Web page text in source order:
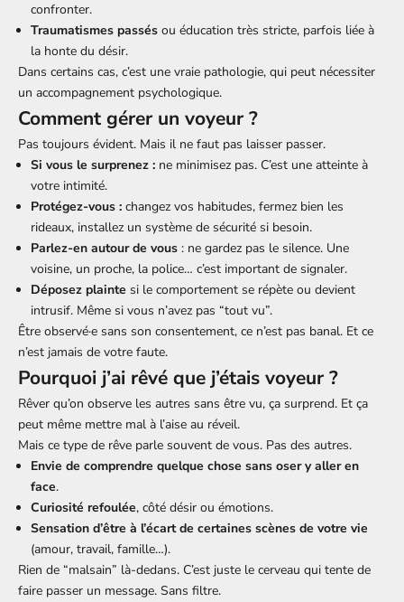
confronter.
Traumatismes passés ou éducation très stricte, parfois liée à
la honte du désir.
Dans certains cas, c’est une vraie pathologie, qui peut nécessiter
un accompagnement psychologique.
Comment gérer un voyeur ?
Pas toujours évident. Mais il ne faut pas laisser passer.
Si vous le surprenez : ne minimisez pas. C’est une atteinte à
votre intimité.
Protégez-vous : changez vos habitudes, fermez bien les
rideaux, installez un système de sécurité si besoin.
Parlez-en autour de vous : ne gardez pas le silence. Une
voisine, un proche, la police… c’est important de signaler.
Déposez plainte si le comportement se répète ou devient
intrusif. Même si vous n’avez pas “tout vu”.
Être observé·e sans son consentement, ce n’est pas banal. Et ce
n’est jamais de votre faute.
Pourquoi j’ai rêvé que j’étais voyeur ?
Rêver qu’on observe les autres sans être vu, ça surprend. Et ça
peut même mettre mal à l’aise au réveil.
Mais ce type de rêve parle souvent de vous. Pas des autres.
Envie de comprendre quelque chose sans oser y aller en
face.
Curiosité refoulée, côté désir ou émotions.
Sensation d’être à l’écart de certaines scènes de votre vie
(amour, travail, famille…).
Rien de “malsain” là-dedans. C’est juste le cerveau qui tente de
faire passer un message. Sans filtre.